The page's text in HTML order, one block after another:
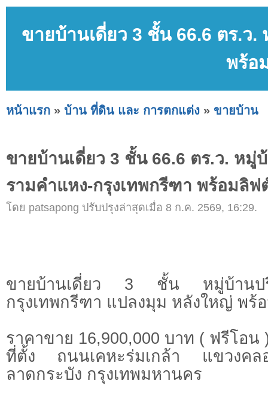
ขายบ้านเดี่ยว 3 ชั้น 66.6 ตร.ว
พร้อ
หน้าแรก » บ้าน ที่ดิน และ การตกแต่ง » ขายบ้าน
ขายบ้านเดี่ยว 3 ชั้น 66.6 ตร.ว. หมู่
รามคำแหง-กรุงเทพกรีฑา พร้อมลิฟ
โดย patsapong ปรับปรุงล่าสุดเมื่อ 8 ก.ค. 2569, 16:29.
ขายบ้านเดี่ยว 3 ชั้น หมู่บ้านป
กรุงเทพกรีฑา แปลงมุม หลังใหญ่ พร้
ราคาขาย 16,900,000 บาท ( ฟรีโอน
ที่ตั้ง ถนนเคหะร่มเกล้า แขวงค
ลาดกระบัง กรุงเทพมหานคร